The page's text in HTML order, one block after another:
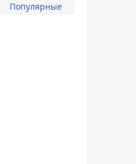
Популярные